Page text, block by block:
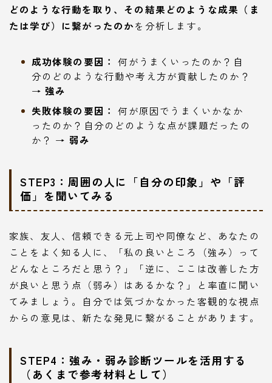
どのような行動を取り、その結果どのような成果（ま
たは学び）に繋がったのかを分析します。
成功体験の要因： 何がうまくいったのか？自
分のどのような行動や考え方が貢献したのか？
→ 強み
失敗体験の要因： 何が原因でうまくいかなか
ったのか？自分のどのような点が課題だったの
か？ → 弱み
STEP3：周囲の人に「自分の印象」や「評
価」を聞いてみる
家族、友人、信頼できる元上司や同僚など、あなたの
ことをよく知る人に、「私の良いところ（強み）って
どんなところだと思う？」「逆に、ここは改善した方
が良いと思う点（弱み）はあるかな？」と率直に聞い
てみましょう。自分では気づかなかった客観的な視点
からの意見は、新たな発見に繋がることがあります。
STEP4：強み・弱み診断ツールを活用する
（あくまで参考材料として）